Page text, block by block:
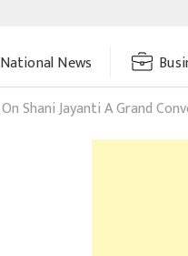
National News
On Shani Jayanti A Grand